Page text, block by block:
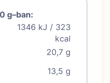
g–ban:
1346 kJ / 323
kcal
20,7 g
13,5 g